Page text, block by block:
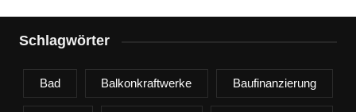
Schlagwörter
Bad Balkonkraftwerke Baufinanzierung